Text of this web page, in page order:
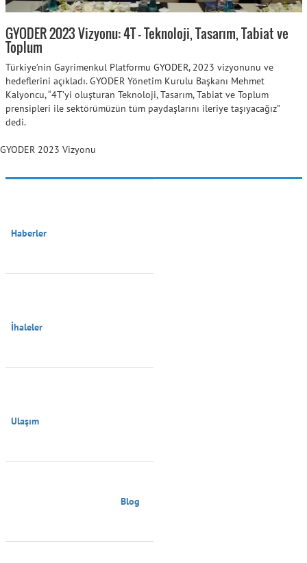
GYODER 2023 Vizyonu: 4T - Teknoloji, Tasarım, Tabiat ve
Toplum
Türkiye’nin Gayrimenkul Platformu GYODER, 2023 vizyonunu ve
hedeflerini açıkladı. GYODER Yönetim Kurulu Başkanı Mehmet
Kalyoncu, “4T’yi oluşturan Teknoloji, Tasarım, Tabiat ve Toplum
prensipleri ile sektörümüzün tüm paydaşlarını ileriye taşıyacağız”
dedi.
GYODER 2023 Vizyonu
Haberler
İhaleler
Ulaşım